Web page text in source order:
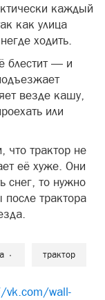
каждый
как улица
ходить.
блестит — и
везде кашу,
или
что трактор не
её хуже. Они
снег, то нужно
после трактора
трактор
vk.com/wall-